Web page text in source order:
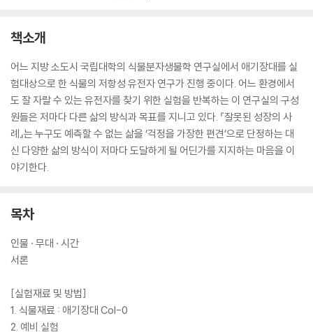
책소개
어느 지방 소도시 국립대학의 식물분자생물학 연구실에서 애기장대를 실
험대상으로 한 식물의 저항성 유전자 연구가 진행 중이다. 어느 환경에서
도 잘 자랄 수 있는 유전자를 찾기 위한 실험을 반복하는 이 연구실의 구성
원들은 저마다 다른 삶의 방식과 목표를 지니고 있다. 『잘못된 성장의 사
례』는 누구도 예측할 수 없는 삶을 ‘걱정을 가장한 편견’으로 단정하는 대
신 다양한 삶의 방식이 저마다 도달하게 될 어딘가를 지지하는 마음을 이
야기한다.
목차
인물 · 무대 · 시간
서론
[실험재료 및 방법]
1. 식물재료 : 애기장대 Col-0
2. 예비 실험